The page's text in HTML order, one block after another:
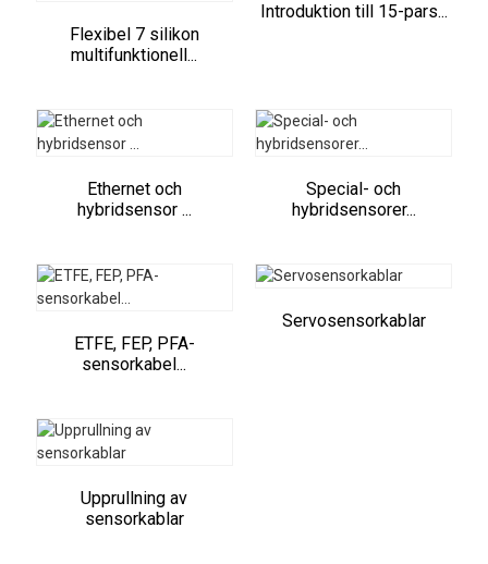
Flexibel 7 silikon
multifunktionell...
Introduktion till 15-pars...
Ethernet och
hybridsensor ...
Special- och
hybridsensorer...
ETFE, FEP, PFA-
sensorkabel...
Servosensorkablar
Upprullning av
sensorkablar